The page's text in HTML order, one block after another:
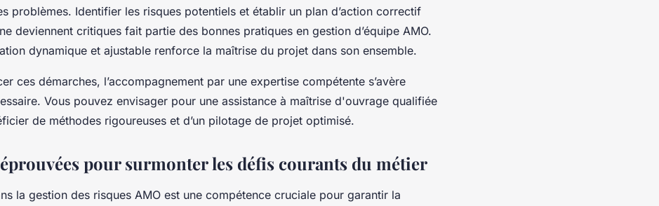
problèmes. Identifier les risques potentiels et établir un plan d’action correctif
deviennent critiques fait partie des bonnes pratiques en gestion d’équipe AMO.
dynamique et ajustable renforce la maîtrise du projet dans son ensemble.
ces démarches, l’accompagnement par une expertise compétente s’avère
Vous pouvez envisager pour une assistance à maîtrise d'ouvrage qualifiée
de méthodes rigoureuses et d’un pilotage de projet optimisé.
pour surmonter les défis courants du métier
la gestion des risques AMO est une compétence cruciale pour garantir la